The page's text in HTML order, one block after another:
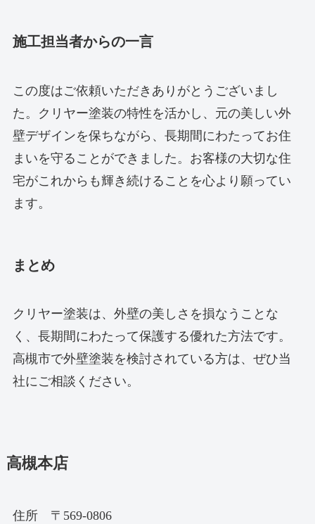
施工担当者からの一言
この度はご依頼いただきありがとうございまし
た。クリヤー塗装の特性を活かし、元の美しい外
壁デザインを保ちながら、長期間にわたってお住
まいを守ることができました。お客様の大切な住
宅がこれからも輝き続けることを心より願ってい
ます。
まとめ
クリヤー塗装は、外壁の美しさを損なうことな
く、長期間にわたって保護する優れた方法です。
高槻市で外壁塗装を検討されている方は、ぜひ当
社にご相談ください。
高槻本店
住所 〒569-0806